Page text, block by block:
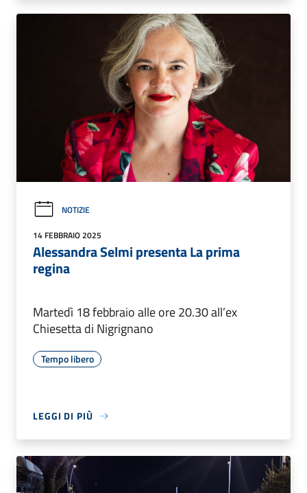
NOTIZIE
14 FEBBRAIO 2025
Alessandra Selmi presenta La prima
regina
Martedì 18 febbraio alle ore 20.30 all’ex
Chiesetta di Nigrignano
Tempo libero
LEGGI DI PIÙ